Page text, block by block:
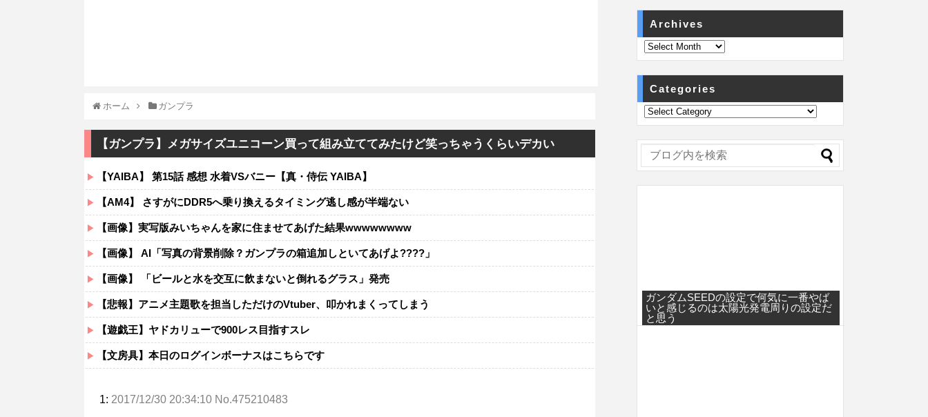
ホーム ガンプラ
【ガンプラ】メガサイズユニコーン買って組み立ててみたけど笑っちゃうくらいデカい
【YAIBA】 第15話 感想 水着VSバニー【真・侍伝 YAIBA】
【AM4】 さすがにDDR5へ乗り換えるタイミング逃し感が半端ない
【画像】実写版みいちゃんを家に住ませてあげた結果wwwwwwww
【画像】 AI「写真の背景削除？ガンプラの箱追加しといてあげよ????」
【画像】 「ビールと水を交互に飲まないと倒れるグラス」発売
【悲報】アニメ主題歌を担当しただけのVtuber、叩かれまくってしまう
【遊戯王】ヤドカリューで900レス目指すスレ
【文房具】本日のログインボーナスはこちらです
1: 2017/12/30 20:34:10 No.475210483
Archives
Categories
ガンダムSEEDの設定で何気に一番やば
いと感じるのは太陽光発電周りの設定だ
と思う